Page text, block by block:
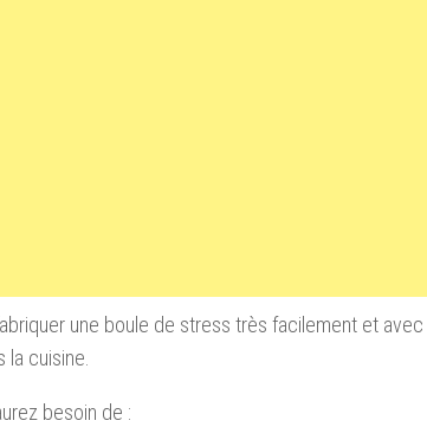
une boule de stress très facilement et
la cuisine.
besoin de :